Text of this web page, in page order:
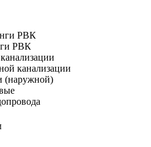
РВК
РВК
канализации
(наружной)